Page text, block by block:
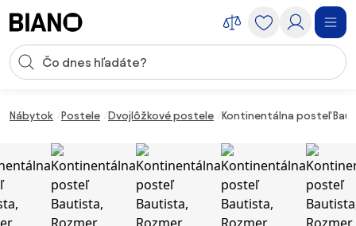
Vstup pre vyhľadávanie
Nábytok Postele Dvojlôžkové postele Kontinentálna posteľ